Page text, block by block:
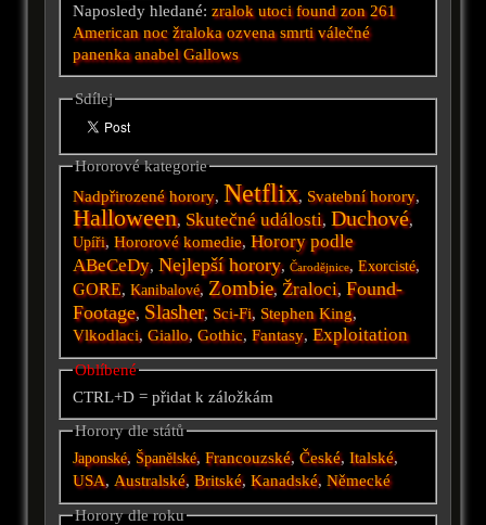
Naposledy hledané:zralok utoci found zon 261
American noc žraloka ozvena smrti válečné
panenka anabel Gallows
Sdílej
Hororové kategorie
Nadpřirozené horory, Netflix, Svatební horory,
Halloween, Skutečné události, Duchové,
Upíři,Hororové komedie,Horory podle
ABeCeDy, Nejlepší horory,Čarodějnice,Exorcisté,
GORE,Kanibalové, Zombie, Žraloci, Found-
Footage, Slasher, Sci-Fi, Stephen King,
Vlkodlaci,Giallo,Gothic,Fantasy,Exploitation
Oblíbené
CTRL+D = přidat k záložkám
Horory dle států
Japonské, Španělské,Francouzské,České,Italské,
USA,Australské,Britské,Kanadské,Německé
Horory dle roku